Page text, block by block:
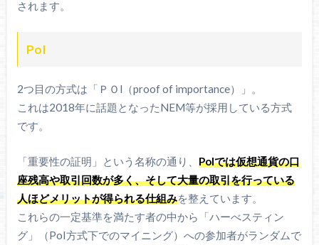
されます。
PoI
2つ目の方式は「ＰＯl（proof of importance）」。
これは2018年に話題となったNEM等が採用している方式
です。
「重要性の証明」という名称の通り、 PoIでは仮想通貨の口
座残高や取引回数が多く、そして大量の取引を行っている
人ほどメリットが得られる仕組みを整えています。
これらの一定基準を満たす者の中から「ハーべスティン
グ」（PoI方式下でのマイニング）への参加者がランダムで